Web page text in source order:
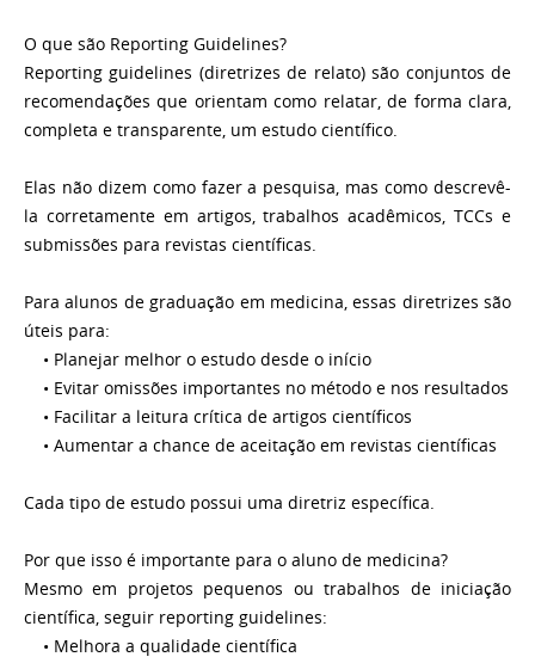
O que são Reporting Guidelines?
Reporting guidelines (diretrizes de relato) são conjuntos de
recomendações que orientam como relatar, de forma clara,
completa e transparente, um estudo científico.
Elas não dizem como fazer a pesquisa, mas como descrevê-
la corretamente em artigos, trabalhos acadêmicos, TCCs e
submissões para revistas científicas.
Para alunos de graduação em medicina, essas diretrizes são
úteis para:
• Planejar melhor o estudo desde o início
• Evitar omissões importantes no método e nos resultados
• Facilitar a leitura crítica de artigos científicos
• Aumentar a chance de aceitação em revistas científicas
Cada tipo de estudo possui uma diretriz específica.
Por que isso é importante para o aluno de medicina?
Mesmo em projetos pequenos ou trabalhos de iniciação
científica, seguir reporting guidelines:
• Melhora a qualidade científica